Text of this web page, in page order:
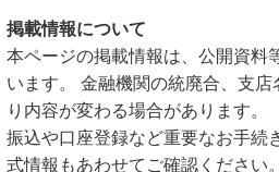
掲載情報について
本ページの掲載情報は、公開資料
います。 金融機関の統廃合、支
り内容が変わる場合があります。
振込や口座登録など重要なお手続
式情報もあわせてご確認ください。